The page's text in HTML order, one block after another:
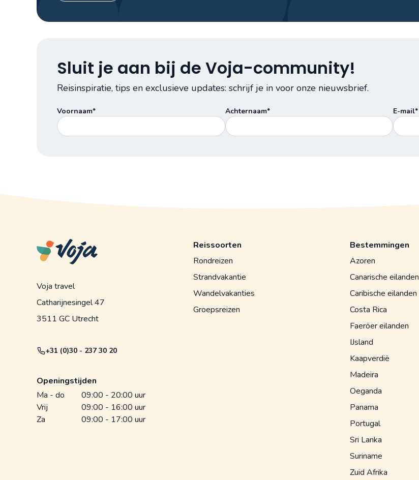
Sluit je aan bij de Voja-community!
Reisinspiratie, tips en exclusieve updates: schrijf je in voor onze nieuwsbrief.
Voornaam* Achternaam*
E-mail*
Voja travel
Catharijnesingel 47
3511 GC Utrecht
+31 (0)30 - 237 30 20
Openingstijden
Ma - do
09:00 - 20:00 uur
Vrij
09:00 - 16:00 uur
Za
09:00 - 17:00 uur
Reissoorten
Rondreizen
Strandvakantie
Wandelvakanties
Groepsreizen
Bestemmingen
Azoren
Canarische eilanden
Caribische eilanden
Costa Rica
Faeröer eilanden
IJsland
Kaapverdië
Madeira
Oeganda
Panama
Portugal
Sri Lanka
Suriname
Zuid Afrika